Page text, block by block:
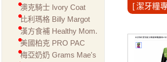
澳克騎士 Ivory Coat
比利瑪格 Billy Margot
漢方食補 Healthy Mom.
美國柏克 PRO PAC
梅亞奶奶 Grams Mae's
[ 潔牙糧